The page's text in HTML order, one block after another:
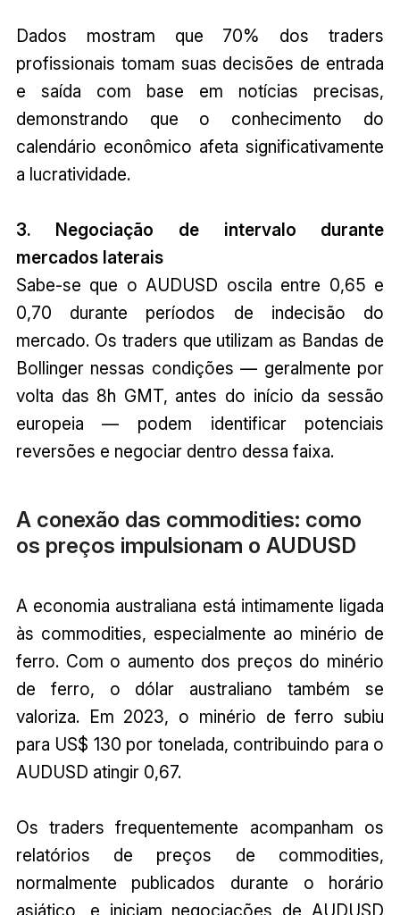
Dados mostram que 70% dos traders
profissionais tomam suas decisões de entrada
e saída com base em notícias precisas,
demonstrando que o conhecimento do
calendário econômico afeta significativamente
a lucratividade.
3. Negociação de intervalo durante
mercados laterais
Sabe-se que o AUDUSD oscila entre 0,65 e
0,70 durante períodos de indecisão do
mercado. Os traders que utilizam as Bandas de
Bollinger nessas condições — geralmente por
volta das 8h GMT, antes do início da sessão
europeia — podem identificar potenciais
reversões e negociar dentro dessa faixa.
A conexão das commodities: como
os preços impulsionam o AUDUSD
A economia australiana está intimamente ligada
às commodities, especialmente ao minério de
ferro. Com o aumento dos preços do minério
de ferro, o dólar australiano também se
valoriza. Em 2023, o minério de ferro subiu
para US$ 130 por tonelada, contribuindo para o
AUDUSD atingir 0,67.
Os traders frequentemente acompanham os
relatórios de preços de commodities,
normalmente publicados durante o horário
asiático, e iniciam negociações de AUDUSD